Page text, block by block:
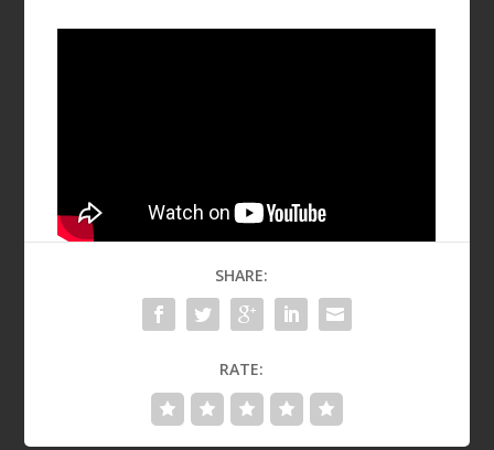
SHARE:
RATE: